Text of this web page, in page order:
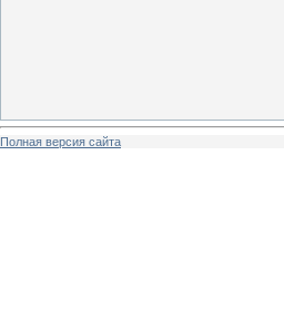
Полная версия сайта